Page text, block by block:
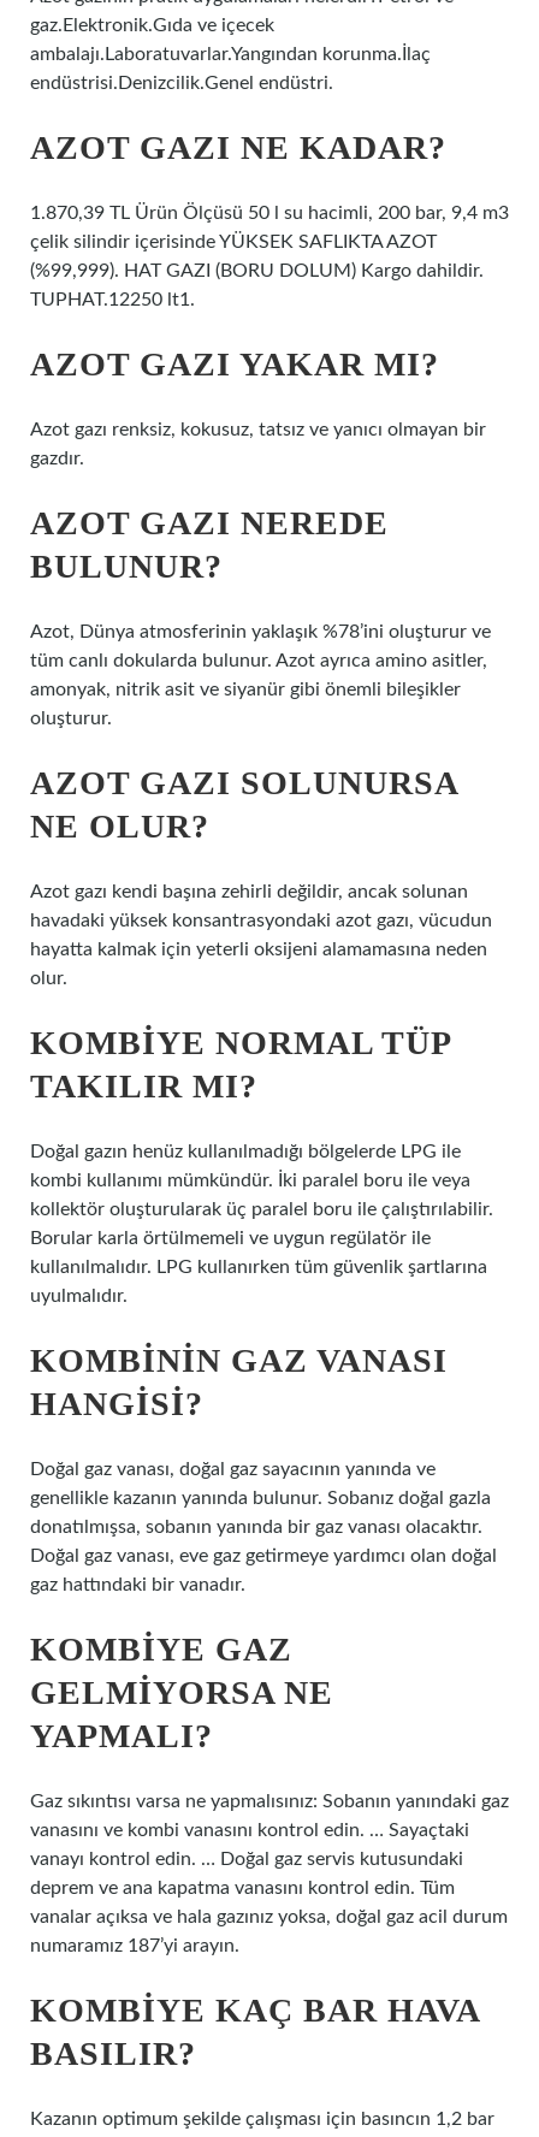
gaz.Elektronik.Gıda ve içecek
ambalajı.Laboratuvarlar.Yangından korunma.İlaç
endüstrisi.Denizcilik.Genel endüstri.
AZOT GAZI NE KADAR?
1.870,39 TL Ürün Ölçüsü 50 l su hacimli, 200 bar, 9,4 m3
çelik silindir içerisinde YÜKSEK SAFLIKTA AZOT
(%99,999). HAT GAZI (BORU DOLUM) Kargo dahildir.
TUPHAT.12250 lt1.
AZOT GAZI YAKAR MI?
Azot gazı renksiz, kokusuz, tatsız ve yanıcı olmayan bir
gazdır.
AZOT GAZI NEREDE
BULUNUR?
Azot, Dünya atmosferinin yaklaşık %78’ini oluşturur ve
tüm canlı dokularda bulunur. Azot ayrıca amino asitler,
amonyak, nitrik asit ve siyanür gibi önemli bileşikler
oluşturur.
AZOT GAZI SOLUNURSA
NE OLUR?
Azot gazı kendi başına zehirli değildir, ancak solunan
havadaki yüksek konsantrasyondaki azot gazı, vücudun
hayatta kalmak için yeterli oksijeni alamamasına neden
olur.
KOMBIYE NORMAL TÜP
TAKILIR MI?
Doğal gazın henüz kullanılmadığı bölgelerde LPG ile
kombi kullanımı mümkündür. İki paralel boru ile veya
kollektör oluşturularak üç paralel boru ile çalıştırılabilir.
Borular karla örtülmemeli ve uygun regülatör ile
kullanılmalıdır. LPG kullanırken tüm güvenlik şartlarına
uyulmalıdır.
KOMBININ GAZ VANASI
HANGISI?
Doğal gaz vanası, doğal gaz sayacının yanında ve
genellikle kazanın yanında bulunur. Sobanız doğal gazla
donatılmışsa, sobanın yanında bir gaz vanası olacaktır.
Doğal gaz vanası, eve gaz getirmeye yardımcı olan doğal
gaz hattındaki bir vanadır.
KOMBIYE GAZ
GELMIYORSA NE
YAPMALI?
Gaz sıkıntısı varsa ne yapmalısınız: Sobanın yanındaki gaz
vanasını ve kombi vanasını kontrol edin. … Sayaçtaki
vanayı kontrol edin. … Doğal gaz servis kutusundaki
deprem ve ana kapatma vanasını kontrol edin. Tüm
vanalar açıksa ve hala gazınız yoksa, doğal gaz acil durum
numaramız 187’yi arayın.
KOMBIYE KAÇ BAR HAVA
BASILIR?
Kazanın optimum şekilde çalışması için basıncın 1,2 bar